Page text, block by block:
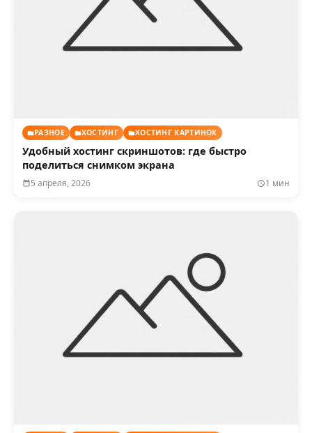
РАЗНОЕ ХОСТИНГ ХОСТИНГ КАРТИНОК
Удобный хостинг скриншотов: где быстро
поделиться снимком экрана
5 апреля, 2026 1 мин